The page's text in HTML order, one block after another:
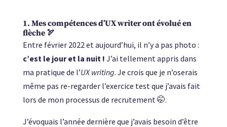
1. Mes compétences d’UX writer ont évolué en
flèche 🏹
Entre février 2022 et aujourd’hui, il n’y a pas photo :
c’est le jour et la nuit ! J’ai tellement appris dans
ma pratique de l’UX writing. Je crois que je n’oserais
même pas re-regarder l’exercice test que j’avais fait
lors de mon processus de recrutement 🤭.
J’évoquais l’année dernière que j’avais besoin d’être